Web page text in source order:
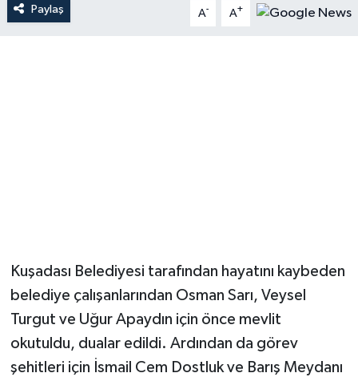
Paylaş A- A+
Kuşadası Belediyesi tarafından hayatını kaybeden
belediye çalışanlarından Osman Sarı, Veysel
Turgut ve Uğur Apaydın için önce mevlit
okutuldu, dualar edildi. Ardından da görev
şehitleri için İsmail Cem Dostluk ve Barış Meydanı